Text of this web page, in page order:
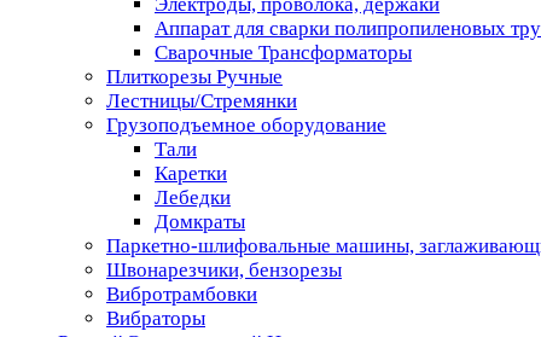
Аппарат для сварки полипропиленовых
Сварочные Трансформаторы
Плиткорезы Ручные
Лестницы/Стремянки
Грузоподъемное оборудование
Тали
Каретки
Лебедки
Домкраты
Паркетно-шлифовальные машины,
Швонарезчики, бензорезы
Вибротрамбовки
Вибраторы